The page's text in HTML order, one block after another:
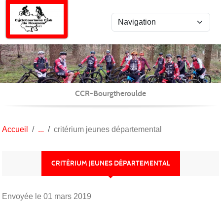
CCR-Bourgtheroulde
Accueil critérium jeunes départemental
CRITÉRIUM JEUNES DÉPARTEMENTAL
Envoyée le 01 mars 2019
Panneau de gestion des cookies